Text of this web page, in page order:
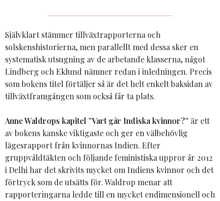
Självklart stämmer tillväxtrapporterna och
solskenshistorierna, men parallellt med dessa sker en
systematisk utsugning av de arbetande klasserna, något
Lindberg och Eklund nämner redan i inledningen. Precis
som bokens titel förtäljer så är det helt enkelt baksidan av
tillväxtframgången som också får ta plats.
Anne Waldrops kapitel ”Vart går Indiska kvinnor?” är ett
av bokens kanske viktigaste och ger en välbehövlig
lägesrapport från kvinnornas Indien. Efter
gruppvåldtäkten och följande feministiska uppror år 2012
i Delhi har det skrivits mycket om Indiens kvinnor och det
förtryck som de utsätts för. Waldrop menar att
rapporteringarna ledde till en mycket endimensionell och